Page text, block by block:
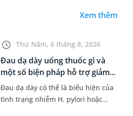
đáng lo ngại là tình trạng...Xem thêm
Thứ Năm, 6 tháng 8, 2026
Đau dạ dày uống thuốc gì và
một số biện pháp hỗ trợ giảm...
Đau dạ dày có thể là biểu hiện của
tình trạng nhiễm H. pylori hoặc